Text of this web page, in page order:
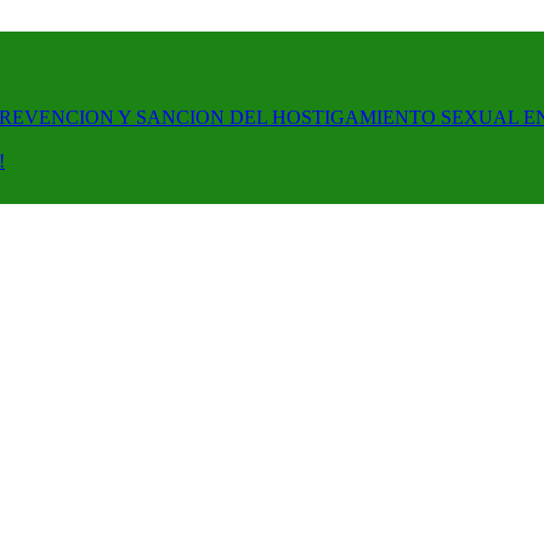
Y SANCION DEL HOSTIGAMIENTO SEXUAL